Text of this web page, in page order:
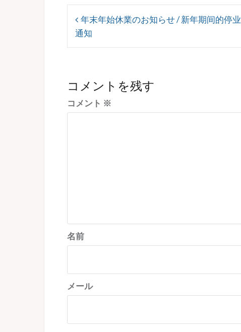
投
稿
ゲ
ー
シ
年末年始休業のお知らせ / 新年期间的停业
通知
コメントを残す
コメント ※
名前
メール